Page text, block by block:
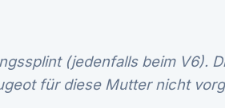
(jedenfalls beim V6).
für diese Mutter nicht